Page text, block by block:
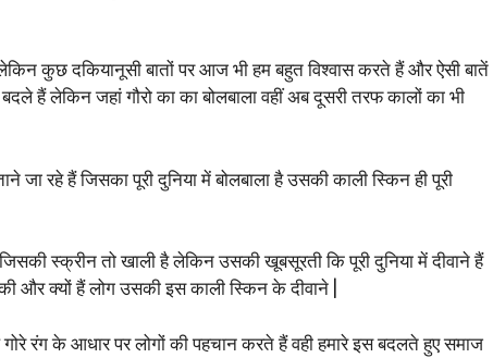
कुछ दकियानूसी बातों पर आज भी हम बहुत विश्वास करते हैं और ऐसी बातें
हैं लेकिन जहां गौरो का का बोलबाला वहीं अब दूसरी तरफ कालों का भी
रहे हैं जिसका पूरी दुनिया में बोलबाला है उसकी काली स्किन ही पूरी
स्क्रीन तो खाली है लेकिन उसकी खूबसूरती कि पूरी दुनिया में दीवाने हैं
और क्यों हैं लोग उसकी इस काली स्किन के दीवाने |
रंग के आधार पर लोगों की पहचान करते हैं वही हमारे इस बदलते हुए समाज